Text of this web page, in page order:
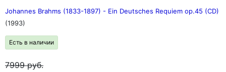
Johannes Brahms (1833-1897) - Ein Deutsches Requiem op.45 (CD)
(1993)
Есть в наличии
7999руб.